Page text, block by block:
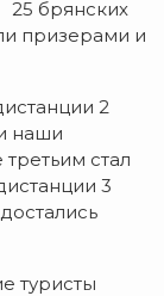
25 брянских
призерами и
2
наши
стал
3
туристы